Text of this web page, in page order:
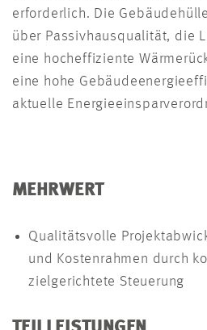
erforderlich. Die
über Passivhausqualität, die
eine hocheffiziente
eine hohe
aktuelle
MEHRWERT
Qualitätsvolle
und Kostenrahmen durch
zielgerichtete Steuerung